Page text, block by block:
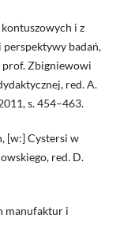
i z
perspektywy badań,
prof. Zbigniewowi
red. A.
s. 454–463.
[w:] Cystersi w
red. D.
manufaktur i